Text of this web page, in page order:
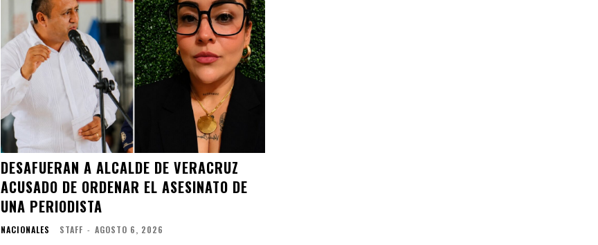
DESAFUERAN A ALCALDE DE VERACRUZ
ACUSADO DE ORDENAR EL ASESINATO DE
UNA PERIODISTA
NACIONALES STAFF - AGOSTO 6, 2026